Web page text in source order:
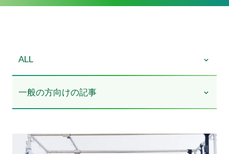
ALL
一般の方向けの記事